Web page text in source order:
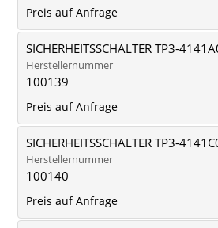
Preis auf Anfrage
SICHERHEITSSCHALTER TP3-
Herstellernummer
100139
Preis auf Anfrage
SICHERHEITSSCHALTER TP3-
Herstellernummer
100140
Preis auf Anfrage